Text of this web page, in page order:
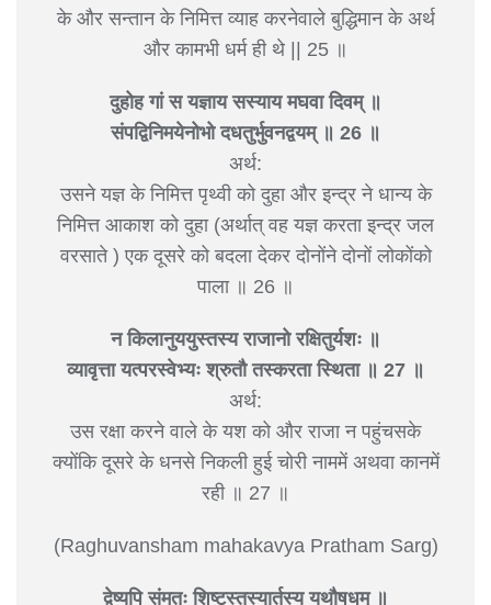
के और सन्तान के निमित्त व्याह करनेवाले बुद्धिमान के अर्थ
और कामभी धर्म ही थे || 25 ॥
दुहोह गां स यज्ञाय सस्याय मघवा दिवम् ॥
संपद्विनिमयेनोभो दधतुर्भुवनद्वयम् ॥ 26 ॥
अर्थ:
उसने यज्ञ के निमित्त पृथ्वी को दुहा और इन्द्र ने धान्य के
निमित्त आकाश को दुहा (अर्थात् वह यज्ञ करता इन्द्र जल
वरसाते ) एक दूसरे को बदला देकर दोनोंने दोनों लोकोंको
पाला ॥ 26 ॥
न किलानुययुस्तस्य राजानो रक्षितुर्यशः ॥
व्यावृत्ता यत्परस्वेभ्यः श्रुतौ तस्करता स्थिता ॥ 27 ॥
अर्थ:
उस रक्षा करने वाले के यश को और राजा न पहुंचसके
क्योंकि दूसरे के धनसे निकली हुई चोरी नाममें अथवा कानमें
रही ॥ 27 ॥
(Raghuvansham mahakavya Pratham Sarg)
द्वेष्यपि संमतः शिष्टस्तस्यार्तस्य यथौषधम् ॥